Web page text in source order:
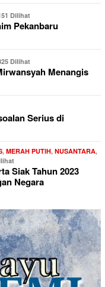
Dilihat
Pekanbaru
Dilihat
Menangis
Serius di
, MERAH PUTIH, NUSANTARA,
Siak Tahun 2023
Negara